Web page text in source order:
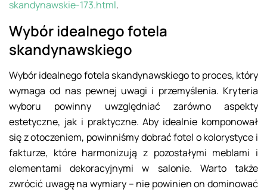
skandynawskie-173.html.
Wybór idealnego fotela
skandynawskiego
Wybór idealnego fotela skandynawskiego to proces, który
wymaga od nas pewnej uwagi i przemyślenia. Kryteria
wyboru powinny uwzględniać zarówno aspekty
estetyczne, jak i praktyczne. Aby idealnie komponował
się z otoczeniem, powinniśmy dobrać fotel o kolorystyce i
fakturze, które harmonizują z pozostałymi meblami i
elementami dekoracyjnymi w salonie. Warto także
zwrócić uwagę na wymiary – nie powinien on dominować